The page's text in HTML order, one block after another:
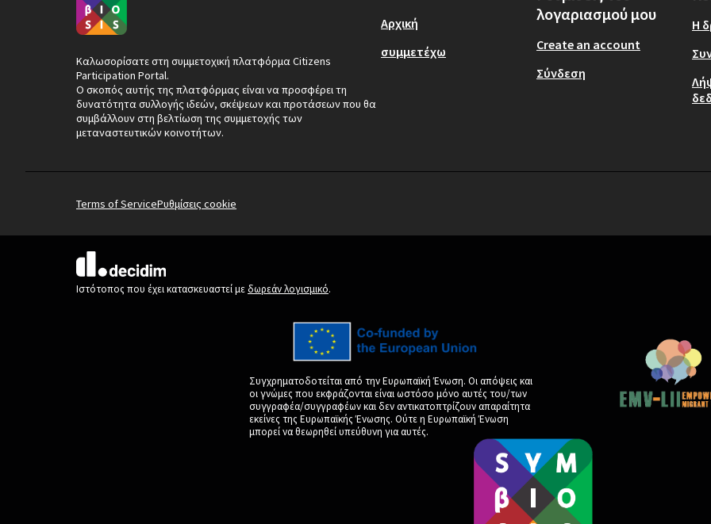
Καλωσορίσατε στη συμμετοχική πλατφόρμα Citizens
Participation Portal.
Ο σκοπός αυτής της πλατφόρμας είναι να προσφέρει τη
δυνατότητα συλλογής ιδεών, σκέψεων και προτάσεων που θα
συμβάλλουν στη βελτίωση της συμμετοχής των
μεταναστευτικών κοινοτήτων.
Αρχική
συμμετέχω
λογαριασμού μου
Create an account
Σύνδεση
Η
Terms of ServiceΡυθμίσεις cookie
(Εξωτερική σύνδεση)
Ιστότοπος που έχει κατασκευαστεί με δωρεάν λογισμικό.
Συγχρηματοδοτείται από την Ευρωπαϊκή Ένωση. Οι απόψεις και
οι γνώμες που εκφράζονται είναι ωστόσο μόνο αυτές του/των
συγγραφέα/συγγραφέων και δεν αντικατοπτρίζουν απαραίτητα
εκείνες της Ευρωπαϊκής Ένωσης. Ούτε η Ευρωπαϊκή Ένωση
μπορεί να θεωρηθεί υπεύθυνη για αυτές.